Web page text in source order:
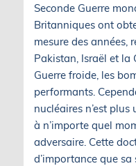
Seconde Guerre
Britanniques ont
mesure des années,
Pakistan, Israël et la
Guerre froide, les
performants.
nucléaires n’est
à n’importe quel
adversaire. Cette
d’importance que